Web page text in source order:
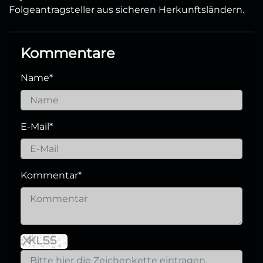
Folgeantragsteller aus sicheren Herkunftsländern.
Kommentare
Name*
E-Mail*
Kommentar*